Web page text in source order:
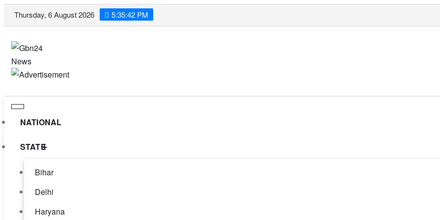
Skip
to
Thursday, 6 August 2026 5:35:43 PM
NATIONAL
STATE
Bihar
Delhi
Haryana